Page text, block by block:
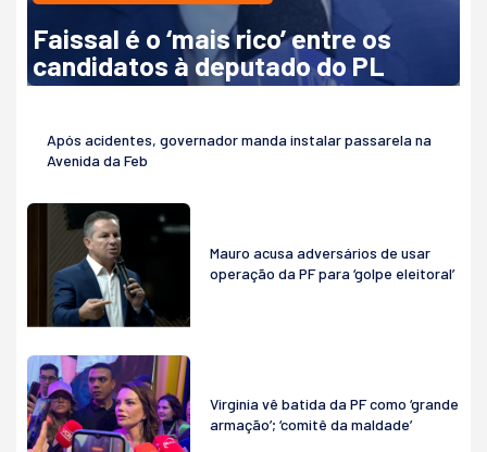
Faissal é o ‘mais rico’ entre os
candidatos à deputado do PL
Após acidentes, governador manda instalar passarela na
Avenida da Feb
Mauro acusa adversários de usar
operação da PF para ‘golpe eleitoral’
Virginia vê batida da PF como ‘grande
armação’; ‘comitê da maldade’